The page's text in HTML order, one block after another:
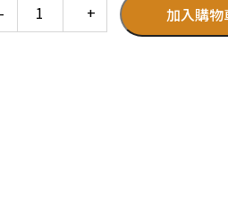
加入購物